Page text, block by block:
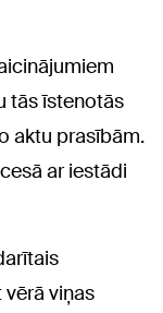
tās īstenotās
aktu prasībām.
ar iestādi
viņas